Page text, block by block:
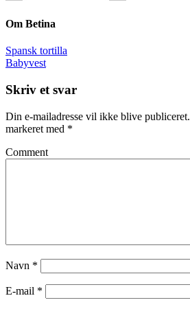
Om Betina
Spansk tortilla
Babyvest
Skriv et svar
Din e-mailadresse vil ikke blive publiceret.
markeret med *
Comment
Navn *
E-mail *